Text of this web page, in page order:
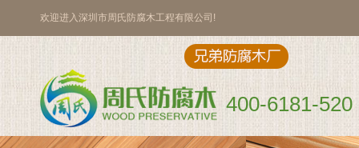
欢迎进入深圳市周氏防腐木工程有限公司!
400-6181-520